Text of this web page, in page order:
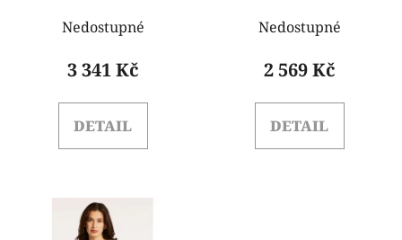
Nedostupné
3 341 Kč
DETAIL
Nedostupné
2 569 Kč
DETAIL